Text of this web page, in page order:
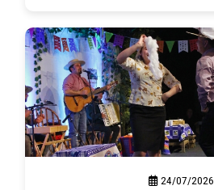
24/07/2026